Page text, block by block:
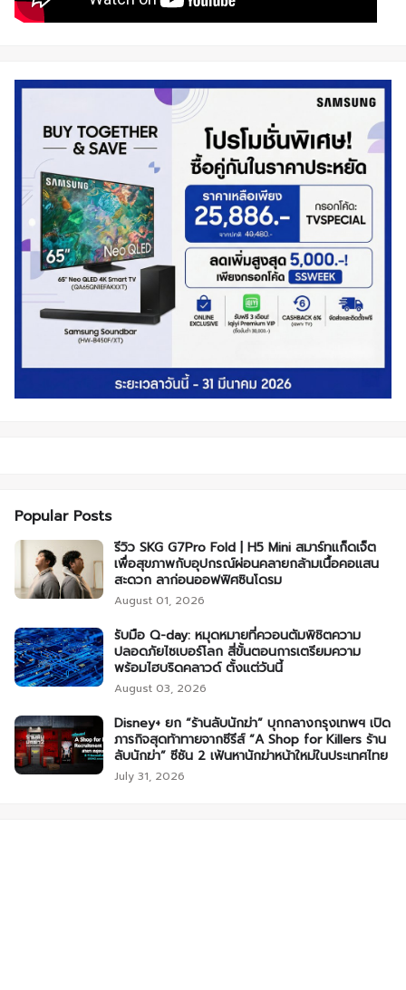
Popular Posts
รีวิว SKG G7Pro Fold | H5 Mini สมาร์ทแก็ดเจ็ต
เพื่อสุขภาพกับอุปกรณ์ผ่อนคลายกล้ามเนื้อคอแสน
สะดวก ลาก่อนออฟฟิศซินโดรม
August 01, 2026
รับมือ Q-day: หมุดหมายที่ควอนตัมพิชิตความ
ปลอดภัยไซเบอร์โลก สี่ขั้นตอนการเตรียมความ
พร้อมไฮบริดคลาวด์ ตั้งแต่วันนี้
August 03, 2026
Disney+ ยก “ร้านลับนักฆ่า” บุกกลางกรุงเทพฯ เปิด
ภารกิจสุดท้าทายจากซีรีส์ “A Shop for Killers ร้าน
ลับนักฆ่า” ซีซัน 2 เฟ้นหานักฆ่าหน้าใหม่ในประเทศไทย
July 31, 2026